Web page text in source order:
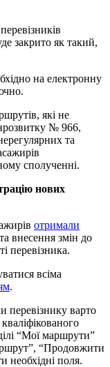
закрито як такий,
на електронну
які не
№ 966,
та
сполученні.
нових
отримали
внесення змін до
перевізника.
всіма
.
перевізнику варто
“Мої маршрути”
“Продовжити
необхідні поля.